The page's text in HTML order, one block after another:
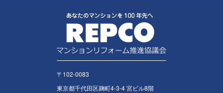
〒102-0083
東京都千代田区麹町4-3-4 宮ビル8階